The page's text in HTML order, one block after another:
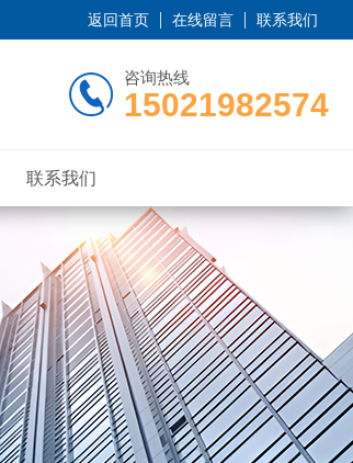
返回首页 在线留言 联系我们
咨询热线
15021982574
联系我们